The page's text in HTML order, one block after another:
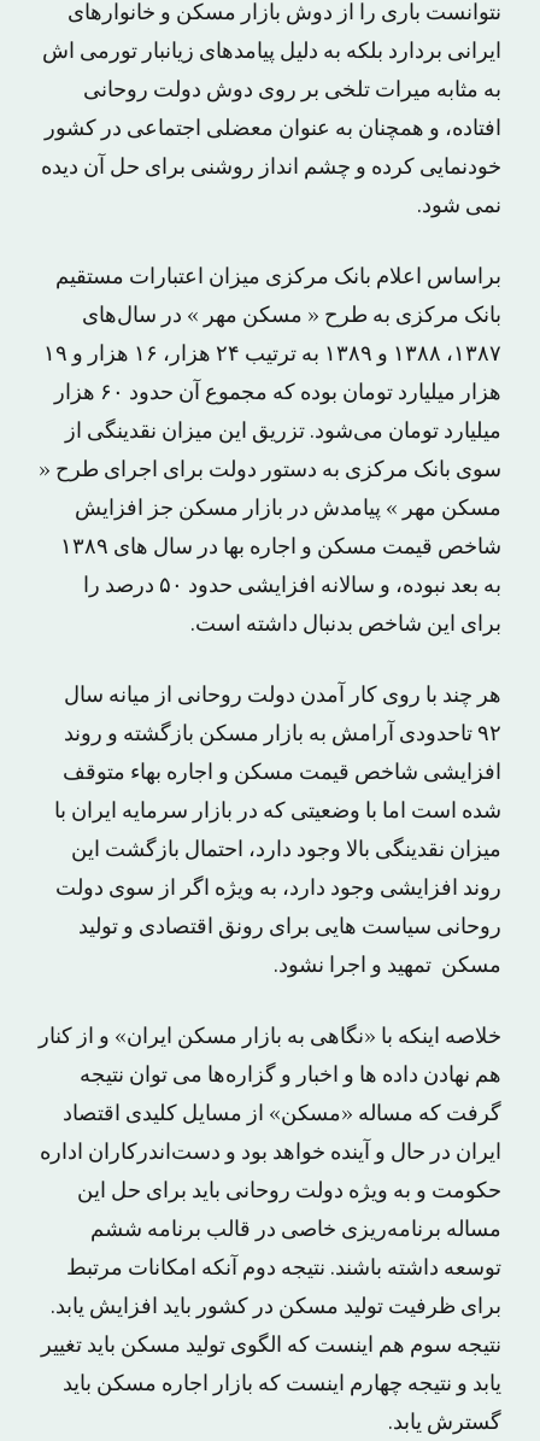
نتوانست باری را از دوش بازار مسکن و خانوارهای
ایرانی بردارد بلکه به دلیل پیامدهای زیانبار تورمی اش
به مثابه میرات تلخی بر روی دوش دولت روحانی
افتاده، و همچنان به عنوان معضلی اجتماعی در کشور
خودنمایی کرده و چشم انداز روشنی برای حل آن دیده
نمی شود.
براساس اعلام بانک مرکزی میزان اعتبارات مستقیم
بانک مرکزی به طرح « مسکن مهر » در سال‌های
۱۳۸۷، ۱۳۸۸ و ۱۳۸۹ به ترتیب ۲۴ هزار، ۱۶ هزار و ۱۹
هزار میلیارد تومان بوده که مجموع آن حدود ۶۰ هزار
میلیارد تومان می‌شود. تزریق این میزان نقدینگی از
سوی بانک مرکزی به دستور دولت برای اجرای طرح «
مسکن مهر » پیامدش در بازار مسکن جز افزایش
شاخص قیمت مسکن و اجاره بها در سال های ١٣٨٩
به بعد نبوده، و سالانه افزایشی حدود ۵٠ درصد را
برای این شاخص بدنبال داشته است.
هر چند با روی کار آمدن دولت روحانی از میانه سال
٩٢ تاحدودی آرامش به بازار مسکن بازگشته و روند
افزایشی شاخص قیمت مسکن و اجاره بهاء متوقف
شده است اما با وضعیتی که در بازار سرمایه ایران با
میزان نقدینگی بالا وجود دارد، احتمال بازگشت این
روند افزایشی وجود دارد، به ویژه اگر از سوی دولت
روحانی سیاست هایی برای رونق اقتصادی و تولید
مسکن تمهید و اجرا نشود.
خلاصه اینکه با «نگاهی به بازار مسکن ایران» و از کنار
هم نهادن داده ها و اخبار و گزاره‌ها می توان نتیجه
گرفت که مساله «مسکن» از مسایل کلیدی اقتصاد
ایران در حال و آینده خواهد بود و دست‌اندرکاران اداره
حکومت و به ویژه دولت روحانی باید برای حل این
مساله برنامه‌ریزی خاصی در قالب برنامه ششم
توسعه داشته باشند. نتیجه دوم آنکه امکانات مرتبط
برای ظرفیت تولید مسکن در کشور باید افزایش یابد.
نتیجه سوم هم اینست که الگوی تولید مسکن باید تغییر
یابد و نتیجه چهارم اینست که بازار اجاره مسکن باید
گسترش یابد.